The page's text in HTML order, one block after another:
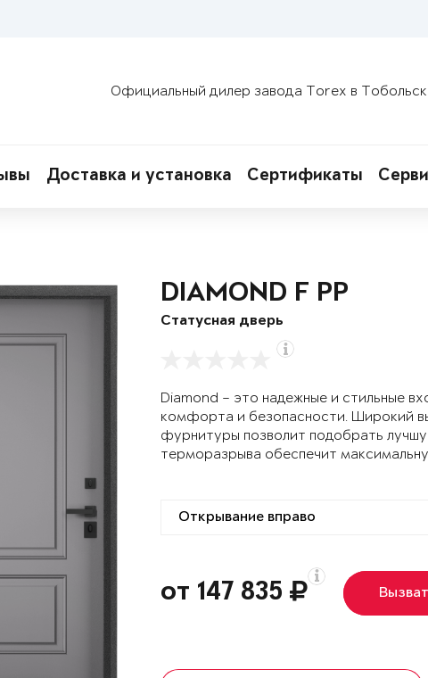
Официальный дилер завода Torex в
Доставка и установка Сертификаты
DIAMOND F PP
Статусная дверь
Diamond – это надежные и стильные
комфорта и безопасности. Широкий
фурнитуры позволит подобрать
терморазрыва обеспечит
от 147 835